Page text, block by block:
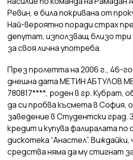
Ревин, е била покривана от
Най-вероятно поради страх
депутат, използващ близо
за своя лична употреба.
През пролетта на 2006 г., 46-
днешна дата МЕТИН АБТУЛОВ
780817****, роден в гр. Кубрат,
да си пробва късмета в София,
заведение в Студентски град.
кредит и купува фалиралата по
дискотека “Анастел”.
средства няма да му стигнат